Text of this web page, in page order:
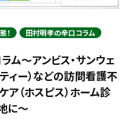
！ 田村明孝の辛口コラム
～アンビス・サンウェ
ィー）などの訪問看護不
（ホスピス）ホーム診
に～